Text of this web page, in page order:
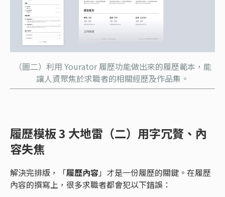
（圖二）利用 Yourator 履歷功能做出來的履歷範本 ，能
讓人資聚焦於求職者的相關經歷及作品集。
履歷模板 3 大地雷（二）用字冗贅、內
容失焦
解決完排版，「履歷內容」才是一份履歷的關鍵。在履歷
內容的撰寫上，很多求職者都會犯以下錯誤：